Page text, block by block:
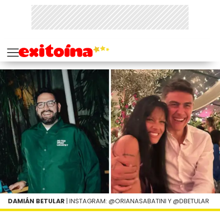
DAMIÁN BETULAR | INSTAGRAM: @ORIANASABATINI Y @DBETULAR